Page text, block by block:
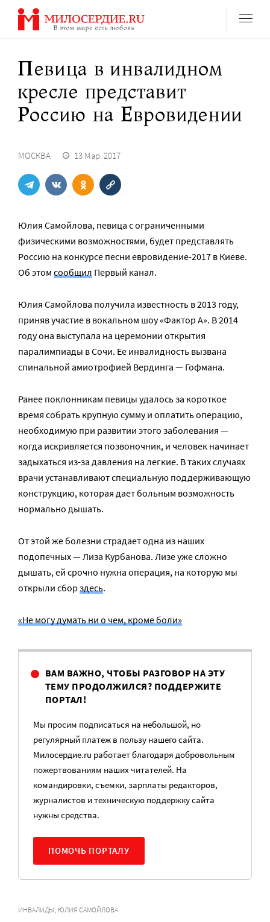
Перейти
содержанию
Певица в инвалидном
кресле представит
Россию на Евровидении
МОСКВА 13 Мар. 2017
Юлия Самойлова, певица с ограниченными
физическими возможностями, будет представлять
Россию на конкурсе песни евровидение-2017 в Киеве.
Об этом сообщил Первый канал.
Юлия Самойлова получила известность в 2013 году,
приняв участие в вокальном шоу «Фактор А». В 2014
году она выступала на церемонии открытия
паралимпиады в Сочи. Ее инвалидность вызвана
спинальной амиотрофией Вердинга — Гофмана.
Ранее поклонникам певицы удалось за короткое
время собрать крупную сумму и оплатить операцию,
необходимую при развитии этого заболевания —
когда искривляется позвоночник, и человек начинает
задыхаться из-за давления на легкие. В таких случаях
врачи устанавливают специальную поддерживающую
конструкцию, которая дает больным возможность
нормально дышать.
От этой же болезни страдает одна из наших
подопечных — Лиза Курбанова. Лизе уже сложно
дышать, ей срочно нужна операция, на которую мы
открыли сбор здесь.
«Не могу думать ни о чем, кроме боли»
ВАМ ВАЖНО, ЧТОБЫ РАЗГОВОР НА ЭТУ
ТЕМУ ПРОДОЛЖИЛСЯ? ПОДДЕРЖИТЕ
ПОРТАЛ!
Мы просим подписаться на небольшой, но
регулярный платеж в пользу нашего сайта.
Милосердие.ru работает благодаря добровольным
пожертвованиям наших читателей. На
командировки, съемки, зарплаты редакторов,
журналистов и техническую поддержку сайта
нужны средства.
ПОМОЧЬ ПОРТАЛУ
ИНВАЛИДЫ, ЮЛИЯ САМОЙЛОВА